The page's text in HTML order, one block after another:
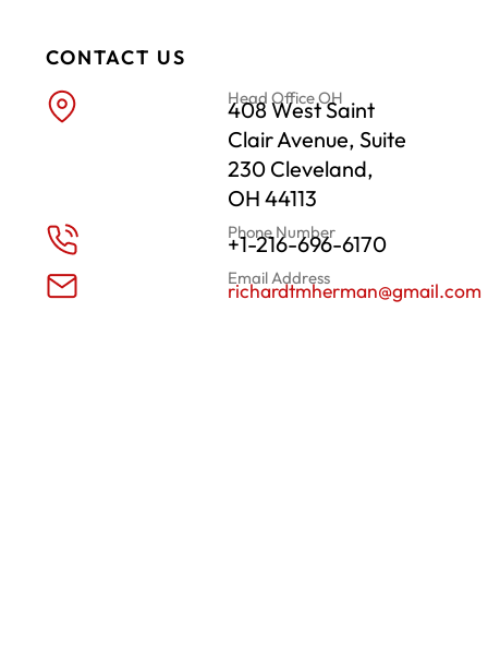
CONTACT US
Head Office OH
408 West Saint
Clair Avenue, Suite
230 Cleveland,
OH 44113
Phone Number
+1-216-696-6170
Email Address
richardtmherman@gmail.com